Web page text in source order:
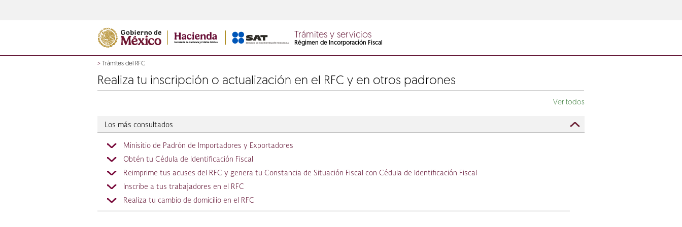
Trámites y servicios
Régimen de Incorporación Fiscal
> Trámites del RFC
Realiza tu inscripción o actualización en el RFC y en otros padrones
Ver todos
Los más consultados
Minisitio de Padrón de Importadores y Exportadores
Obtén tu Cédula de Identificación Fiscal
Reimprime tus acuses del RFC y genera tu Constancia de Situación Fiscal con Cédula de Identificación Fiscal
Inscribe a tus trabajadores en el RFC
Realiza tu cambio de domicilio en el RFC